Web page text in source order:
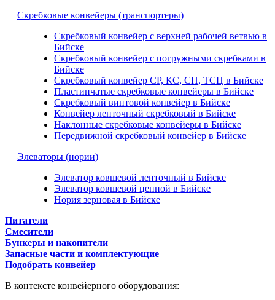
Скребковые конвейеры (транспортеры)
Скребковый конвейер с верхней рабочей ветвью в
Бийске
Скребковый конвейер с погружными скребками в
Бийске
Скребковый конвейер СР, КС, СП, ТСЦ в Бийске
Пластинчатые скребковые конвейеры в Бийске
Скребковый винтовой конвейер в Бийске
Конвейер ленточный скребковый в Бийске
Наклонные скребковые конвейеры в Бийске
Передвижной скребковый конвейер в Бийске
Элеваторы (нории)
Элеватор ковшевой ленточный в Бийске
Элеватор ковшевой цепной в Бийске
Нория зерновая в Бийске
Питатели
Смесители
Бункеры и накопители
Запасные части и комплектующие
Подобрать конвейер
В контексте конвейерного оборудования: